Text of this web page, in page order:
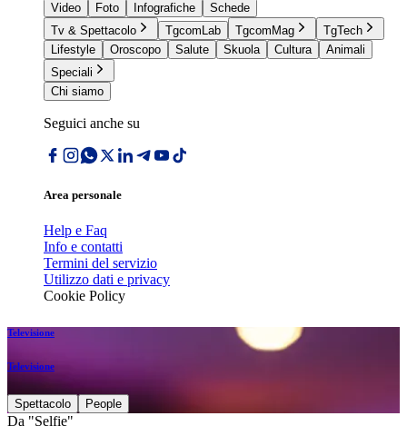
Video
Foto Infografiche
Schede
Tv & Spettacolo
TgcomLab TgcomMag
TgTech
Lifestyle
Oroscopo Salute Skuola Cultura
Animali
Speciali
Chi siamo
Seguici anche su
Area personale
Help e Faq
Info e contatti
Termini del servizio
Utilizzo dati e privacy
Cookie Policy
Televisione
Televisione
Spettacolo People
Da "Selfie"